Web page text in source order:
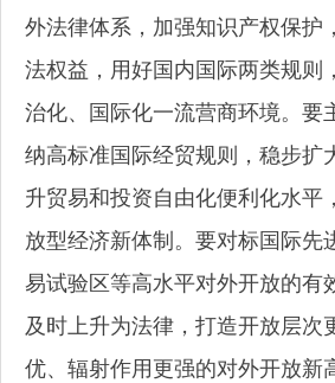
外法律体系，加强知识产权保护
法权益，用好国内国际两类规则
治化、国际化一流营商环境。要
纳高标准国际经贸规则，稳步扩
升贸易和投资自由化便利化水平
放型经济新体制。要对标国际先
易试验区等高水平对外开放的有
及时上升为法律，打造开放层次
优、辐射作用更强的对外开放新